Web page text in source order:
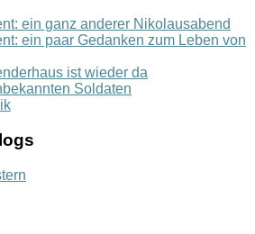
ein ganz anderer Nikolausabend
ein paar Gedanken zum Leben von
ist wieder da
Soldaten